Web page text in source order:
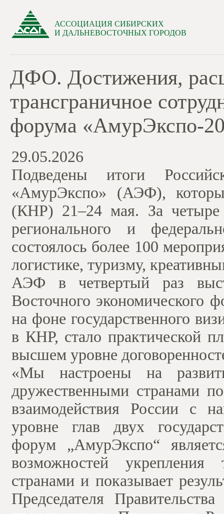
АССОЦИАЦИЯ СИБИРСКИХ
И ДАЛЬНЕВОСТОЧНЫХ ГОРОДОВ
ДФО. Достижения,
трансграничное
форума «АмурЭкспо-
29.05.2026
Подведены итоги
«АмурЭкспо» (АЭФ),
(КНР) 21–24 мая. За
регионального и
состоялось более 100
логистике, туризму,
АЭФ в четвертый раз
Восточного
на фоне государственного
в КНР, стало практической
высшем уровне
«Мы настроены на
дружественными странами
взаимодействия России с
уровне глав двух
форум „АмурЭкспо“
возможностей
странами и показывает
Председателя